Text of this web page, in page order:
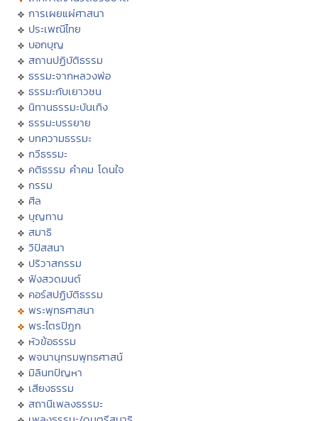
การเผยแผ่ศาสนา
ประเพณีไทย
บอกบุญ
สถานปฏิบัติธรรม
ธรรมะจากหลวงพ่อ
ธรรมะกับเยาวชน
นิทานธรรมะบันเทิง
ธรรมะบรรยาย
บทความธรรมะ
กวีธรรมะ
คติธรรม คำคม โดนใจ
กรรม
ศีล
บุญทาน
สมาธิ
วิปัสสนา
ปริวาสกรรม
ฟังสวดมนต์
คอร์สปฏิบัติธรรม
พระพุทธศาสนา
พระไตรปิฏก
หัวข้อธรรม
พจนานุกรมพุทธศาสน์
มิลินทปัญหา
เสียงธรรม
สถานีเพลงธรรมะ